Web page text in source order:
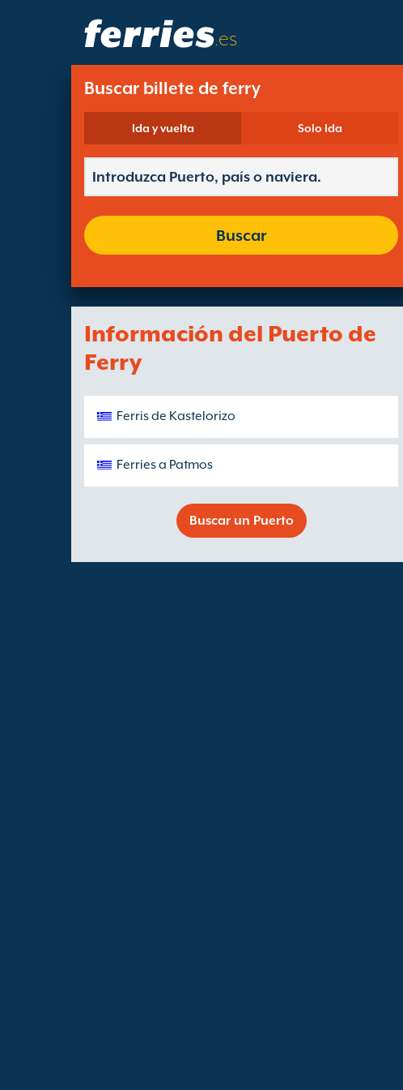
.es
Buscar billete de ferry
Ida y vuelta Solo Ida
Buscar
Información del Puerto de
Ferry
Ferris de Kastelorizo
Ferries a Patmos
Buscar un Puerto